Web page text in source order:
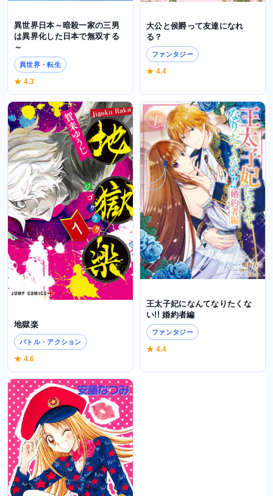
異世界日本～暗殺一家の三男
は異界化した日本で無双する
～
異世界・転生
★ 4.3
大公と侯爵って友達になれ
る？
ファンタジー
★ 4.4
地獄楽
バトル・アクション
★ 4.6
王太子妃になんてなりたくな
い!! 婚約者編
ファンタジー
★ 4.4